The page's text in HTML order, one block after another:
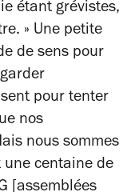
étant grévistes,
» Une petite
de sens pour
pour tenter
nos
nous sommes
une centaine de
[assemblées